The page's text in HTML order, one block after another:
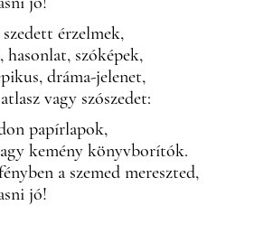
érzelmek,
hasonlat, szóképek,
dráma-jelenet,
vagy szószedet:
papírlapok,
kemény könyvborítók.
a szemed mereszted,
jó!